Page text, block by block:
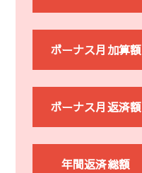
ボーナス月加算額
ボーナス月返済額
年間返済総額